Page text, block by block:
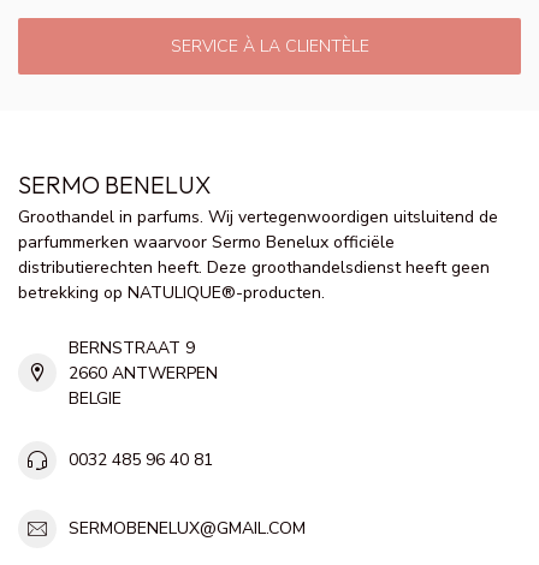
SERVICE À LA CLIENTÈLE
SERMO BENELUX
Groothandel in parfums. Wij vertegenwoordigen uitsluitend de
parfummerken waarvoor Sermo Benelux officiële
distributierechten heeft. Deze groothandelsdienst heeft geen
betrekking op NATULIQUE®-producten.
BERNSTRAAT 9
2660 ANTWERPEN
BELGIE
0032 485 96 40 81
SERMOBENELUX@GMAIL.COM